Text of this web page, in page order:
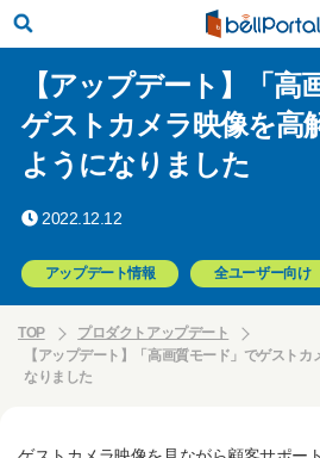
【アップデート】「高
ゲストカメラ映像を高
ようになりました
2022.12.12
アップデート情報 全ユーザー向け
TOP
プロダクトアップデート
【アップデート】「高画質モード」でゲスト
なりました